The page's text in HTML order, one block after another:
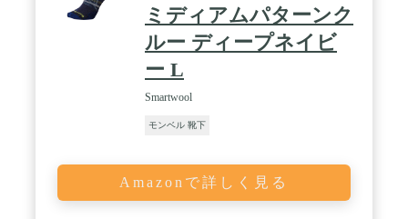
ミディアムパターンク
ルー ディープネイビ
ー L
Smartwool
モンベル 靴下
Amazonで詳しく見る